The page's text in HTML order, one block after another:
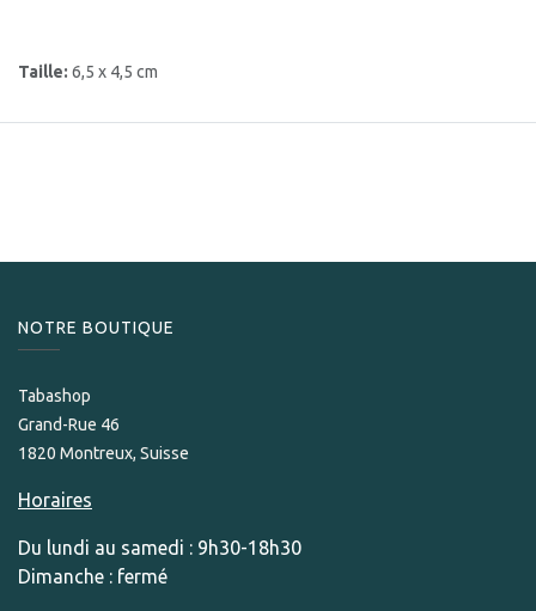
Taille: 6,5 x 4,5 cm
NOTRE BOUTIQUE
Tabashop
Grand-Rue 46
1820 Montreux, Suisse
Horaires
Du lundi au samedi : 9h30-18h30
Dimanche : fermé